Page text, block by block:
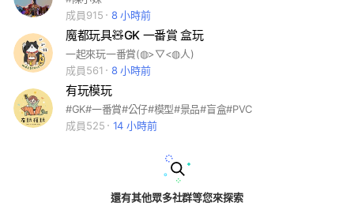
成員915
8 小時前
魔都玩具🧸GK 一番賞 盒玩
一起來玩一番賞(◍>▽<◍人)
成員561
8 小時前
有玩模玩
#GK#一番賞#公仔#模型#景品#盲盒#PVC
成員525
14 小時前
還有其他眾多社群等您來探索